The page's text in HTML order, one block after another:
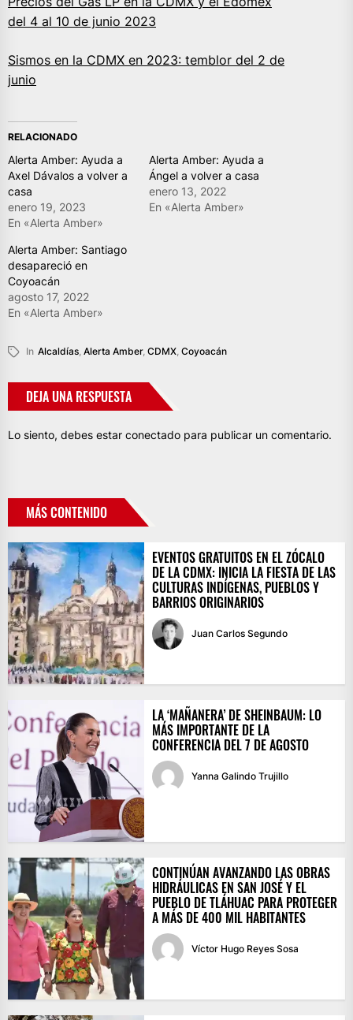
del 4 al 10 de junio 2023
Sismos en la CDMX en 2023: temblor del 2 de
junio
RELACIONADO
Alerta Amber: Ayuda a
Axel Dávalos a volver a
casa
enero 19, 2023
En «Alerta Amber»
Alerta Amber: Ayuda a
Ángel a volver a casa
enero 13, 2022
En «Alerta Amber»
Alerta Amber: Santiago
desapareció en
Coyoacán
agosto 17, 2022
En «Alerta Amber»
In Alcaldías, Alerta Amber, CDMX, Coyoacán
DEJA UNA RESPUESTA
Lo siento, debes estar conectado para publicar un comentario.
MÁS CONTENIDO
EVENTOS GRATUITOS EN EL ZÓCALO
DE LA CDMX: INICIA LA FIESTA DE LAS
CULTURAS INDÍGENAS, PUEBLOS Y
BARRIOS ORIGINARIOS
Juan Carlos Segundo
LA ‘MAÑANERA’ DE SHEINBAUM: LO
MÁS IMPORTANTE DE LA
CONFERENCIA DEL 7 DE AGOSTO
Yanna Galindo Trujillo
CONTINÚAN AVANZANDO LAS OBRAS
HIDRÁULICAS EN SAN JOSÉ Y EL
PUEBLO DE TLÁHUAC PARA PROTEGER
A MÁS DE 400 MIL HABITANTES
Víctor Hugo Reyes Sosa